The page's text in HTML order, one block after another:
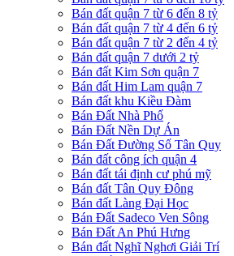
Bán đất quận 7 từ 6 đến 8 tỷ
Bán đất quận 7 từ 4 đến 6 tỷ
Bán đất quận 7 từ 2 đến 4 tỷ
Bán đất quận 7 dưới 2 tỷ
Bán đất Kim Sơn quận 7
Bán đất Him Lam quận 7
Bán đất khu Kiều Đàm
Bán Đất Nhà Phố
Bán Đất Nền Dự Án
Bán Đất Đường Số Tân Quy
Bán đất công ích quận 4
Bán đất tái định cư phú mỹ
Bán đất Tân Quy Đông
Bán đất Làng Đại Học
Bán Đất Sadeco Ven Sông
Bán Đất An Phú Hưng
Bán đất Nghĩ Nghơi Giải Trí